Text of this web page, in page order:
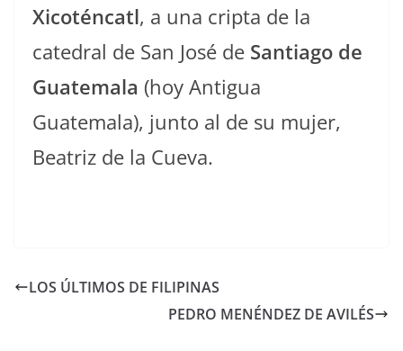
Xicoténcatl, a una cripta de la
catedral de San José de Santiago de
Guatemala (hoy Antigua
Guatemala), junto al de su mujer,
Beatriz de la Cueva.
LOS ÚLTIMOS DE FILIPINAS
PEDRO MENÉNDEZ DE AVILÉS